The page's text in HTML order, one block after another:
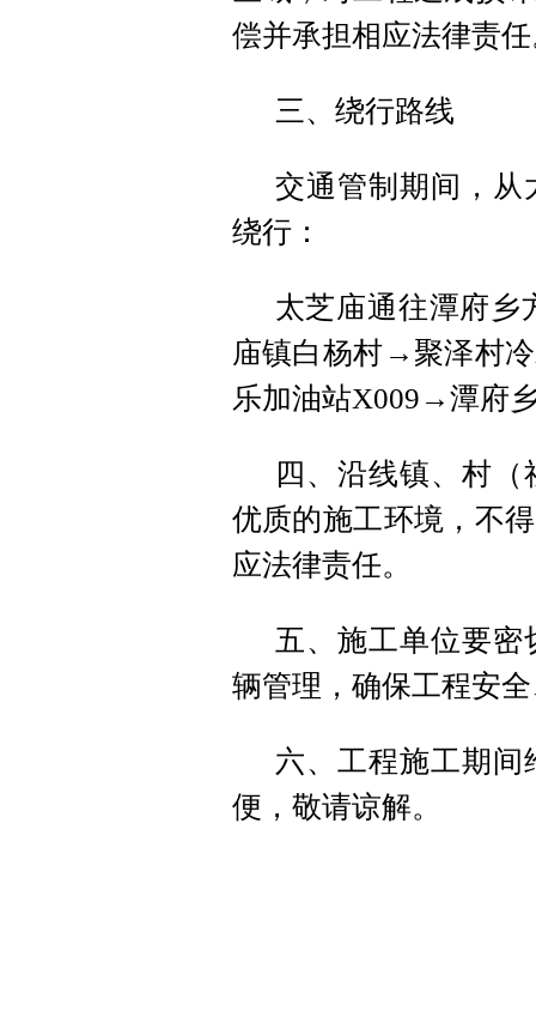
偿并承担相应法律责
三、绕行路线
交通管制期间，从
绕行：
太芝庙通往潭府
庙镇白杨村→聚泽村
乐加油站X009→潭府
四、沿线镇、村
优质的施工环境，不
应法律责任。
五、施工单位要
辆管理，确保工程安
六、工程施工期
便，敬请谅解。